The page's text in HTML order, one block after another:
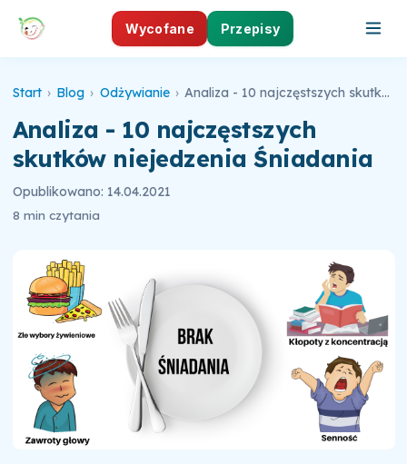
Wycofane Przepisy
Start › Blog › Odżywianie › Analiza - 10 najczęstszych skutków niejedzenia Śniadania
Analiza - 10 najczęstszych
skutków niejedzenia Śniadania
Opublikowano: 14.04.2021
8 min czytania